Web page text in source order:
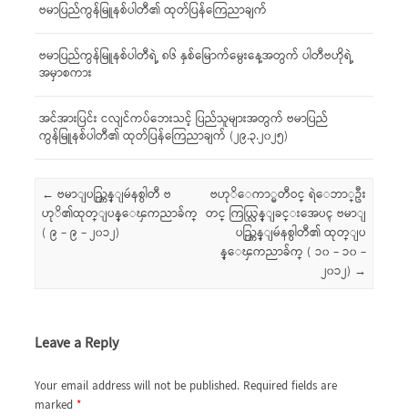
ဗမာပြည်ကွန်မြူနစ်ပါတီ၏ ထုတ်ပြန်ကြေညာချက်
ဗမာပြည်ကွန်မြူနစ်ပါတီရဲ့ ၈၆ နှစ်မြောက်မွေးနေ့အတွက် ပါတီဗဟိုရဲ့
အမှာစကား
အင်အားပြင်း ငလျင်ကပ်ဘေးသင့် ပြည်သူများအတွက် ဗမာပြည်
ကွန်မြူနစ်ပါတီ၏ ထုတ်ပြန်ကြေညာချက် (၂၉.၃.၂၀၂၅)
Post navigation
← ဗမာျပည္ကြန္ျမဴနစ္ပါတီ ဗ
ဟုိ၏ထုတ္ျပန္ေၾကညာခ်က္
( ၉ – ၉ – ၂၀၁၂)
ဗဟုိေကာ္မတီဝင္ ရဲေဘာ္ဦး
တင္ ကြယ္လြန္ျခင္းအေပၚ ဗမာျ
ပည္ကြန္ျမဴနစ္ပါတီ၏ ထုတ္ျပ
န္ေၾကညာခ်က္ ( ၁၀ – ၁၀ –
၂၀၁၂) →
Leave a Reply
Your email address will not be published. Required fields are
marked*